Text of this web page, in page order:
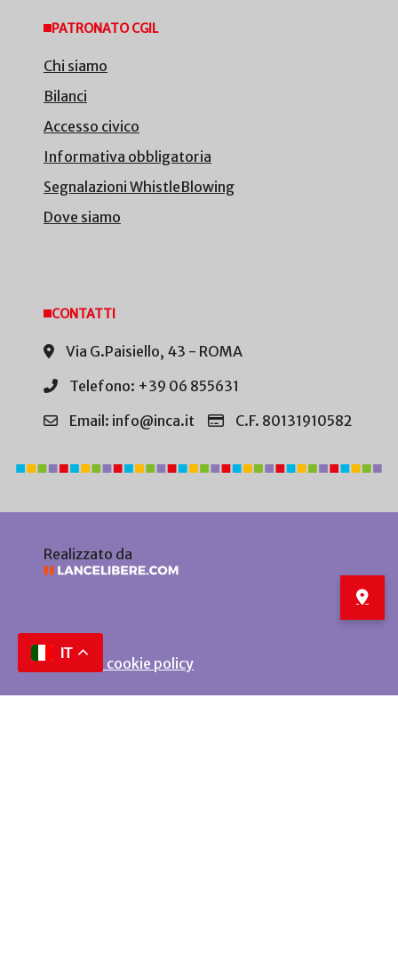
PATRONATO CGIL
Chi siamo
Bilanci
Accesso civico
Informativa obbligatoria
Segnalazioni WhistleBlowing
Dove siamo
CONTATTI
Via G.Paisiello, 43 - ROMA
Telefono: +39 06 855631
Email: info@inca.it
C.F. 80131910582
Realizzato da
Privacy e cookie policy
IT